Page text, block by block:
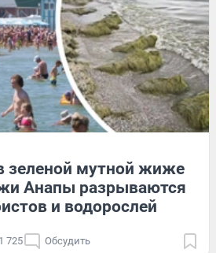
зеленой мутной жиже
Анапы разрываются
и водорослей
1 725 Обсудить